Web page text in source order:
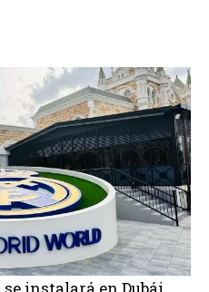
instalará en Dubái